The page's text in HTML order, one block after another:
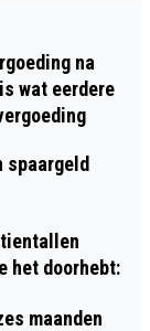
na
wat eerdere
het doorhebt:
maanden